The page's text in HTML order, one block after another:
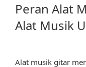
Peran Alat
Alat Musik
Alat musik gitar